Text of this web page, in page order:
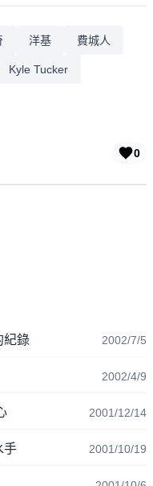
洋基 費城人
Kyle Tucker
0
紀錄 2002/7/5
2002/4/9
2001/12/14
手 2001/10/19